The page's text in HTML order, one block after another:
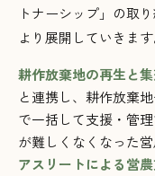
トナーシップ」の取
より展開していきます
耕作放棄地の再生と集
と連携し、耕作放棄
で一括して支援・管
が難しくなくなった
アスリートによる営農